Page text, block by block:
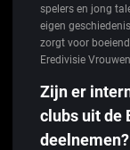
spelers en jong
eigen
zorgt voor
Eredivisie
Zijn er
clubs uit de
deelnemen?